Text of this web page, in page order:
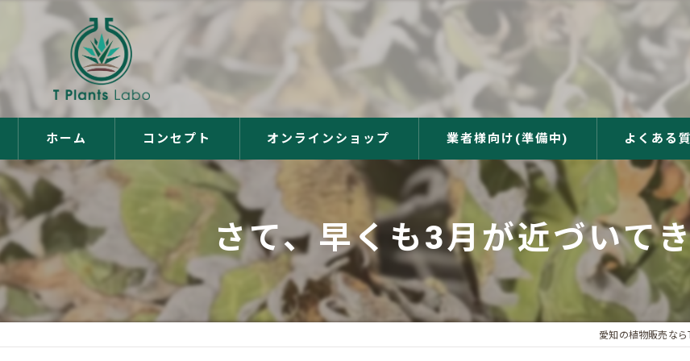
ホーム コンセプト オンラインショップ 業者様向け(準備中) よくある
さて、早くも3月が近づいて
愛知の植物販売な